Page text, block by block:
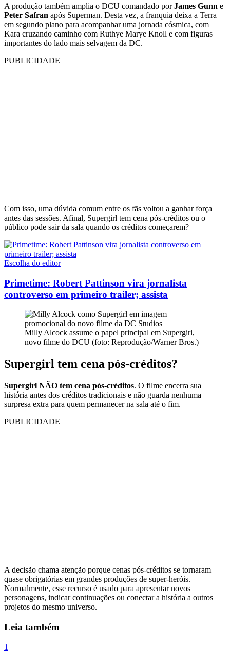
A produção também amplia o DCU comandado porJames Gunn e
Peter Safran após Superman. Desta vez, a franquia deixa a Terra
em segundo plano para acompanhar uma jornada cósmica, com
Kara cruzando caminho com Ruthye Marye Knoll e com figuras
importantes do lado mais selvagem da DC.
PUBLICIDADE
Com isso, uma dúvida comum entre os fãs voltou a ganhar força
antes das sessões. Afinal, Supergirl tem cena pós-créditos ou o
público pode sair da sala quando os créditos começarem?
Escolha do editor
Primetime: Robert Pattinson vira jornalista
controverso em primeiro trailer; assista
Milly Alcock assume o papel principal em Supergirl,
novo filme do DCU (foto: Reprodução/Warner Bros.)
Supergirl tem cena pós-créditos?
Supergirl NÃO tem cena pós-créditos. O filme encerra sua
história antes dos créditos tradicionais e não guarda nenhuma
surpresa extra para quem permanecer na sala até o fim.
PUBLICIDADE
A decisão chama atenção porque cenas pós-créditos se tornaram
quase obrigatórias em grandes produções de super-heróis.
Normalmente, esse recurso é usado para apresentar novos
personagens, indicar continuações ou conectar a história a outros
projetos do mesmo universo.
Leia também
1